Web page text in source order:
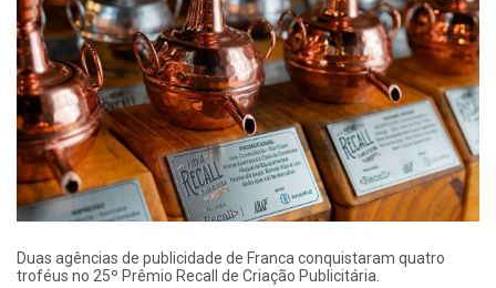
Duas agências de publicidade de Franca conquistaram quatro
troféus no 25º Prêmio Recall de Criação Publicitária.